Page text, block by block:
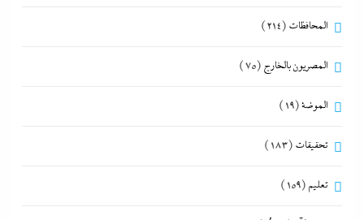
المحافظات (214)
المصريون بالخارج (75)
الموضة(19)
تحقيقات (183)
تعليم (159)